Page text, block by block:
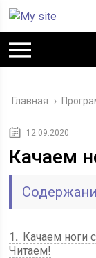
Главная ›
12.09.2020
Качаем
1
Качаем ноги
Читаем!